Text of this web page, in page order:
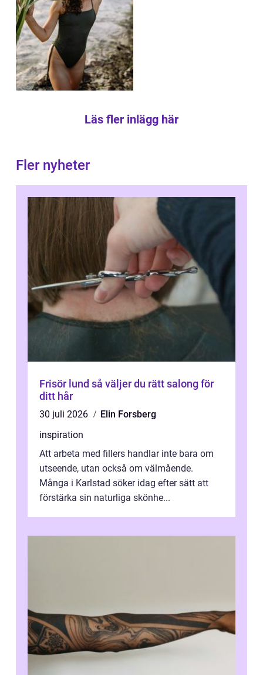
Läs fler inlägg här
Fler nyheter
Frisör lund så väljer du rätt salong för
ditt hår
30 juli 2026
Elin Forsberg
inspiration
Att arbeta med fillers handlar inte bara om
utseende, utan också om välmående.
Många i Karlstad söker idag efter sätt att
förstärka sin naturliga skönhe...